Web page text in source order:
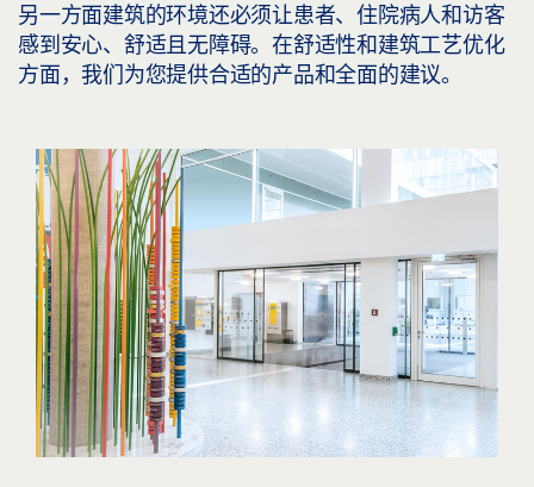
另一方面建筑的环境还必须让患者、住院病人和访客
感到安心、舒适且无障碍。在舒适性和建筑工艺优化
方面，我们为您提供合适的产品和全面的建议。